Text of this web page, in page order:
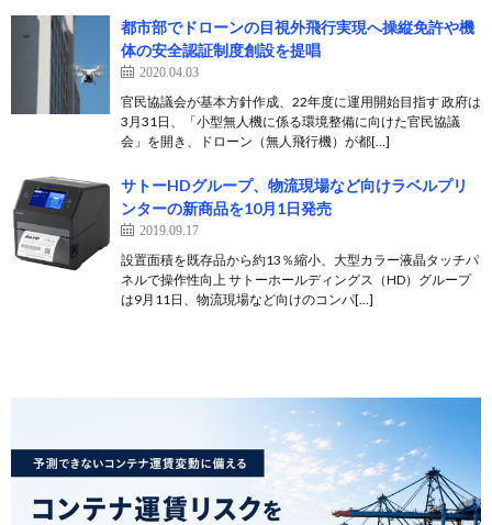
都市部でドローンの目視外飛行実現へ操縦免許や機
体の安全認証制度創設を提唱
2020.04.03
官民協議会が基本方針作成、22年度に運用開始目指す 政府は
3月31日、「小型無人機に係る環境整備に向けた官民協議
会」を開き、ドローン（無人飛行機）が都[…]
サトーHDグループ、物流現場など向けラベルプリ
ンターの新商品を10月1日発売
2019.09.17
設置面積を既存品から約13％縮小、大型カラー液晶タッチパ
ネルで操作性向上 サトーホールディングス（HD）グループ
は9月11日、物流現場など向けのコンパ[…]